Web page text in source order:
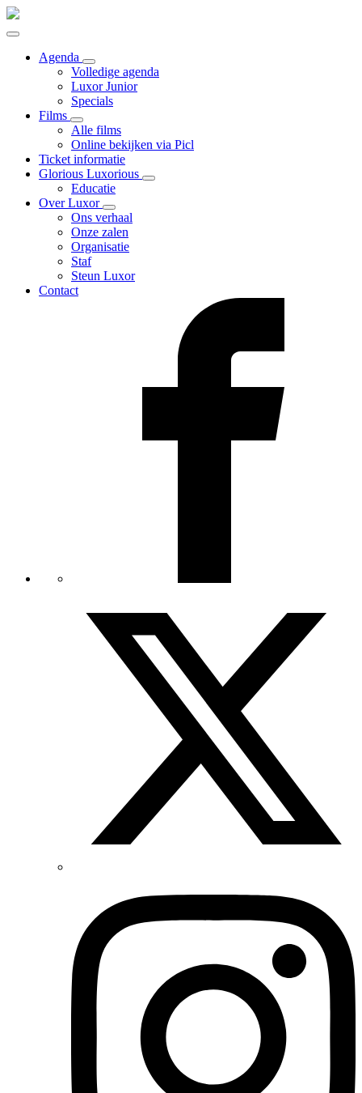
Agenda
Volledige agenda
Luxor Junior
Specials
Films
Alle films
Online bekijken via Picl
Ticket informatie
Glorious Luxorious
Educatie
Over Luxor
Ons verhaal
Onze zalen
Organisatie
Staf
Steun Luxor
Contact